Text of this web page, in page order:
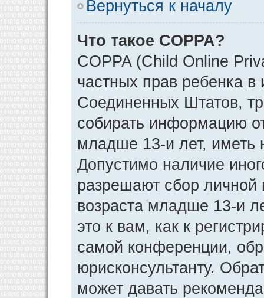
Вернуться к началу
Что такое COPPA?
COPPA (Child Online
частных прав ребенка в
Соединенных Штатов,
собирать информацию
младше 13-и лет, иметь
Допустимо наличие
разрешают сбор
возраста младше 13-и
это к вам, как к
самой конференции,
юрисконсультанту.
может давать